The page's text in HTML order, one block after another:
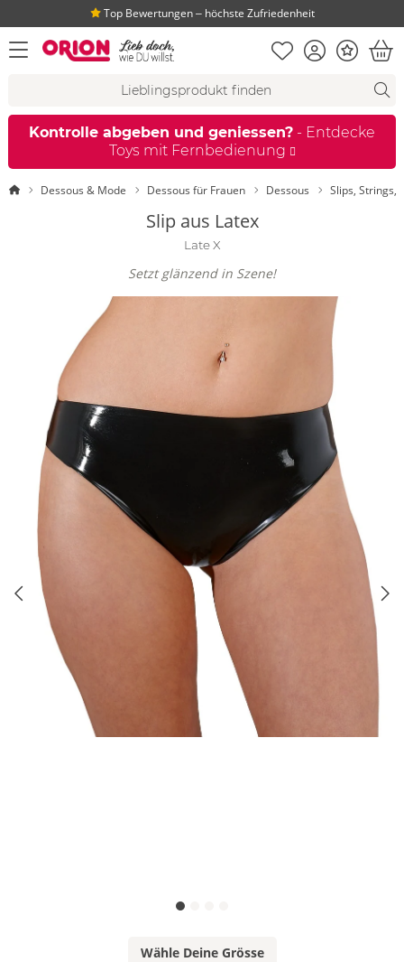
Top Bewertungen ‒ höchste Zufriedenheit
Menü öffnen Merkliste
KontoBonus
Kontrolle abgeben und geniessen? - Entdecke
Toys mit Fernbedienung
StartseiteDessous & Mode Dessous für Frauen Dessous Slips, Strings,
Slip aus Latex
Late X
Setzt glänzend in Szene!
Wähle Deine Grösse